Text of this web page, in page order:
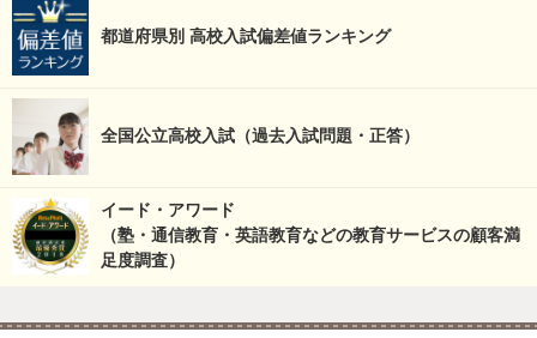
都道府県別 高校入試偏差値ランキング
全国公立高校入試（過去入試問題・正答）
イード・アワード
（塾・通信教育・英語教育などの教育サービスの顧客満
足度調査）